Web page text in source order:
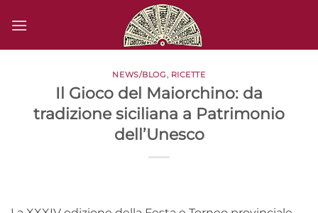
NEWS/BLOG, RICETTE
Il Gioco del Maiorchino: da
tradizione siciliana a Patrimonio
dell’Unesco